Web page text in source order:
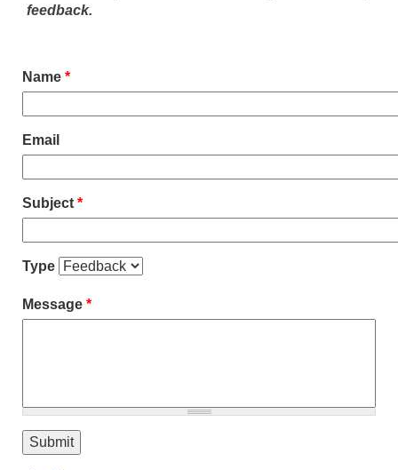
feedback.
Name *
Email
Subject *
Type
Message *